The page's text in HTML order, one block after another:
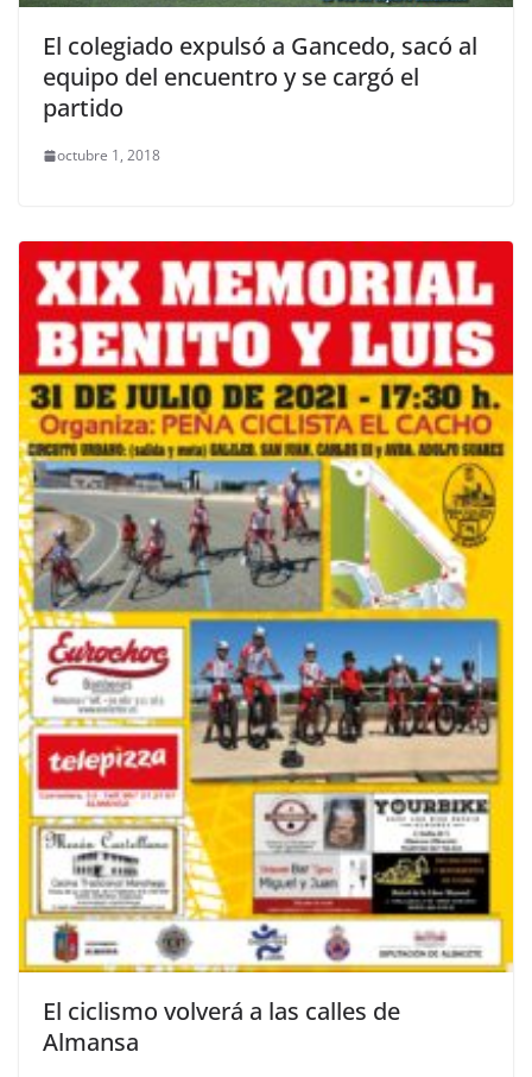
El colegiado expulsó a Gancedo, sacó al
equipo del encuentro y se cargó el
partido
octubre 1, 2018
El ciclismo volverá a las calles de
Almansa